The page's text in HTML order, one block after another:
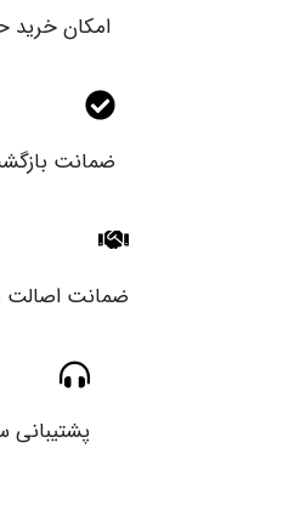
امکان
ضمانت
ضمانت اصالت
پشتیبانی